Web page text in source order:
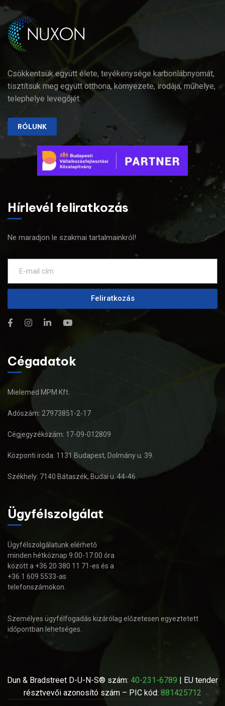
Csökkentsük együtt élete, tevékenysége karbonlábnyomát,
tisztítsuk meg együtt otthona, környezete, irodája, műhelye,
telephelye levegőjét.
RÓLUNK
Hírlevél feliratkozás
Ne maradjon le szakmai tartalmainkról!
Feliratkozás
Cégadatok
Mielemed MPM Kft.
Adószám: 27973851-2-17
Cégjegyzékszám: 17-09-012809
Központi iroda: 1131 Budapest, Dolmány u. 39.
Székhely: 7140 Bátaszék, Budai u. 44-46.
Ügyfélszolgálat
Ügyfélszolgálatunk elérhető
minden hétköznap 9:00-17:00 óra
között a +36 20 380 11 71-es és a
+36 1 609 5533-as
telefonszámokon.
Személyes ügyfélfogadás kizárólag előzetesen egyeztetett
időpontban lehetséges.
Dun & Bradstreet D-U-N-S® szám: 40-231-6789 | EU tender
résztvevői azonosító szám – PIC kód: 881425712